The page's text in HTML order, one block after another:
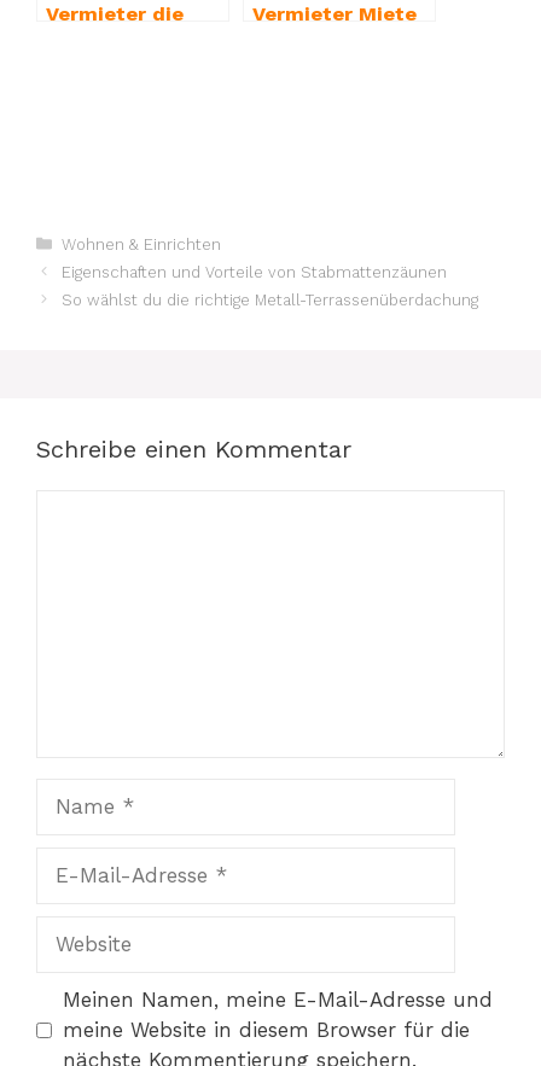
Vermieter die
Vermieter Miete
Kategorien
Wohnen & Einrichten
Eigenschaften und Vorteile von Stabmattenzäunen
So wählst du die richtige Metall-Terrassenüberdachung
Schreibe einen Kommentar
Mail-
Meinen Namen, meine E-Mail-Adresse und
meine Website in diesem Browser für die
nächste Kommentierung speichern.